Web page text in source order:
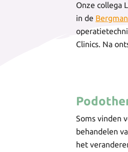
Onze collega
in de
Clinics. Na
Soms vinden
behandelen
het